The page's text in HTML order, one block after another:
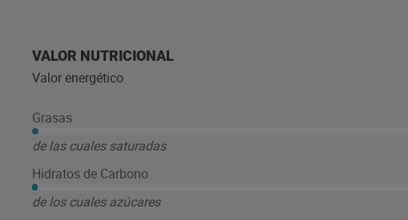
VALOR NUTRICIONAL
Valor energético
Grasas
de las cuales saturadas
Hidratos de Carbono
de los cuales azúcares